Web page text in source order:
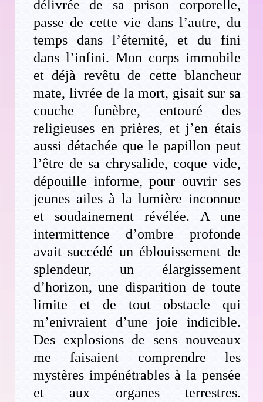
délivrée de sa prison corporelle,
passe de cette vie dans l’autre, du
temps dans l’éternité, et du fini
dans l’infini. Mon corps immobile
et déjà revêtu de cette blancheur
mate, livrée de la mort, gisait sur sa
couche funèbre, entouré des
religieuses en prières, et j’en étais
aussi détachée que le papillon peut
l’être de sa chrysalide, coque vide,
dépouille informe, pour ouvrir ses
jeunes ailes à la lumière inconnue
et soudainement révélée. A une
intermittence d’ombre profonde
avait succédé un éblouissement de
splendeur, un élargissement
d’horizon, une disparition de toute
limite et de tout obstacle qui
m’enivraient d’une joie indicible.
Des explosions de sens nouveaux
me faisaient comprendre les
mystères impénétrables à la pensée
et aux organes terrestres.